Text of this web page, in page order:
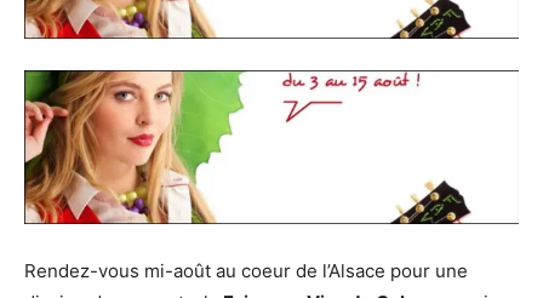
Rendez-vous mi-août au coeur de l’Alsace pour une